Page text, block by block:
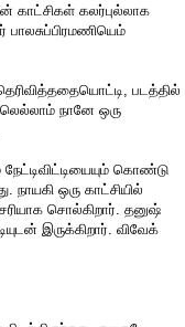
காட்சிகள் கலர்புல்லாக
பாலசுப்பிரமணியெம்
படத்தில்
நானே ஒரு
கொண்டு
ஒரு காட்சியில்
சொல்கிறார். தனுஷ்
இருக்கிறார். விவேக்